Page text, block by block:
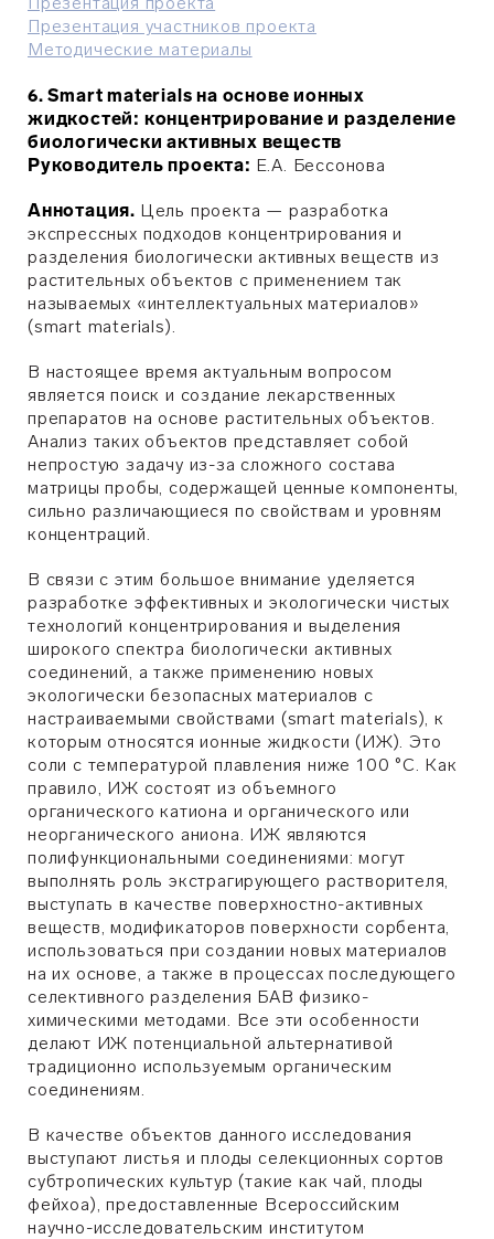
Презентация участников проекта
Методические материалы
6. Smart materials на основе ионных
жидкостей: концентрирование и разделение
биологически активных веществ
Руководитель проекта: Е.А. Бессонова
Аннотация. Цель проекта — разработка
экспрессных подходов концентрирования и
разделения биологически активных веществ из
растительных объектов с применением так
называемых «интеллектуальных материалов»
(smart materials).
В настоящее время актуальным вопросом
является поиск и создание лекарственных
препаратов на основе растительных объектов.
Анализ таких объектов представляет собой
непростую задачу из-за сложного состава
матрицы пробы, содержащей ценные компоненты,
сильно различающиеся по свойствам и уровням
концентраций.
В связи с этим большое внимание уделяется
разработке эффективных и экологически чистых
технологий концентрирования и выделения
широкого спектра биологически активных
соединений, а также применению новых
экологически безопасных материалов с
настраиваемыми свойствами (smart materials), к
которым относятся ионные жидкости (ИЖ). Это
соли с температурой плавления ниже 100 °C. Как
правило, ИЖ состоят из объемного
органического катиона и органического или
неорганического аниона. ИЖ являются
полифункциональными соединениями: могут
выполнять роль экстрагирующего растворителя,
выступать в качестве поверхностно-активных
веществ, модификаторов поверхности сорбента,
использоваться при создании новых материалов
на их основе, а также в процессах последующего
селективного разделения БАВ физико-
химическими методами. Все эти особенности
делают ИЖ потенциальной альтернативой
традиционно используемым органическим
соединениям.
В качестве объектов данного исследования
выступают листья и плоды селекционных сортов
субтропических культур (такие как чай, плоды
фейхоа), предоставленные Всероссийским
научно-исследовательским институтом